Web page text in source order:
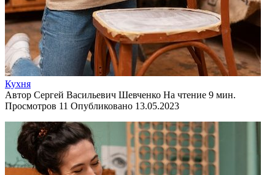
Кухня
Автор Сергей Васильевич Шевченко На чтение 9 мин.
Просмотров 11 Опубликовано 13.05.2023